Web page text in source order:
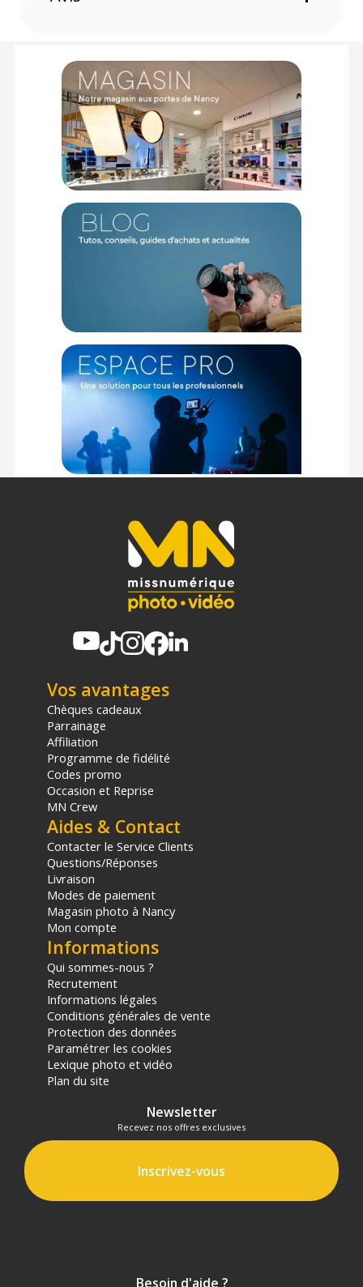
Vos avantages
Chèques cadeaux
Parrainage
Affiliation
Programme de fidélité
Codes promo
Occasion et Reprise
MN Crew
Aides & Contact
Contacter le Service Clients
Questions/Réponses
Livraison
Modes de paiement
Magasin photo à Nancy
Mon compte
Informations
Qui sommes-nous ?
Recrutement
Informations légales
Conditions générales de vente
Protection des données
Paramétrer les cookies
Lexique photo et vidéo
Plan du site
Newsletter
Recevez nos offres exclusives
Inscrivez-vous
Besoin d'aide ?